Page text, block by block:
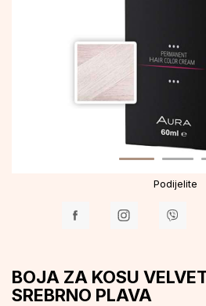
Podijelite
BOJA ZA KOSU
SREBRNO PLAVA